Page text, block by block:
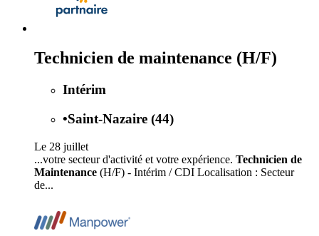
Technicien de maintenance (H/F)
Intérim
•Saint-Nazaire (44)
Le 28 juillet
...votre secteur d'activité et votre expérience. Technicien de
Maintenance (H/F) - Intérim / CDI Localisation : Secteur
de...